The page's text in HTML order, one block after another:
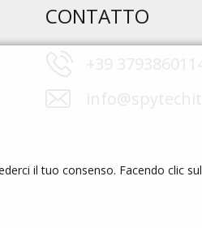
CONTATTO
il tuo consenso. Facendo clic sul